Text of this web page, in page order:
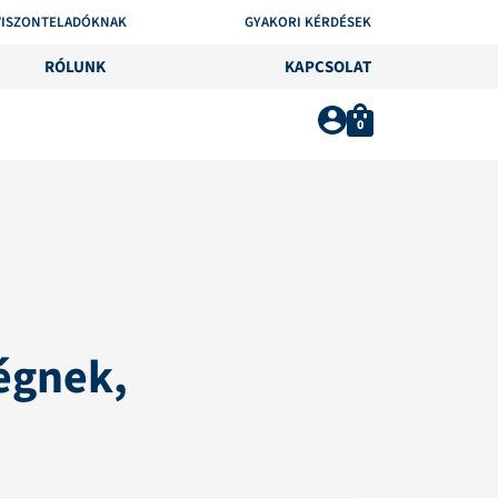
GYAKORI KÉRDÉSEK
RÓLUNK KAPCSOLAT
0